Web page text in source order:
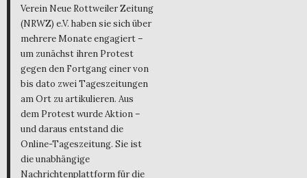
Verein Neue Rottweiler Zeitung
(NRWZ) e.V. haben sie sich über
mehrere Monate engagiert –
um zunächst ihren Protest
gegen den Fortgang einer von
bis dato zwei Tageszeitungen
am Ort zu artikulieren. Aus
dem Protest wurde Aktion –
und daraus entstand die
Online-Tageszeitung. Sie ist
die unabhängige
Nachrichtenplattform für die